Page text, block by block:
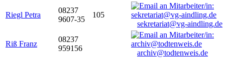
Riegl Petra
08237
9607-35
105
sekretariat@vg-aindling.de
Riß Franz
08237
959156
archiv@todtenweis.de